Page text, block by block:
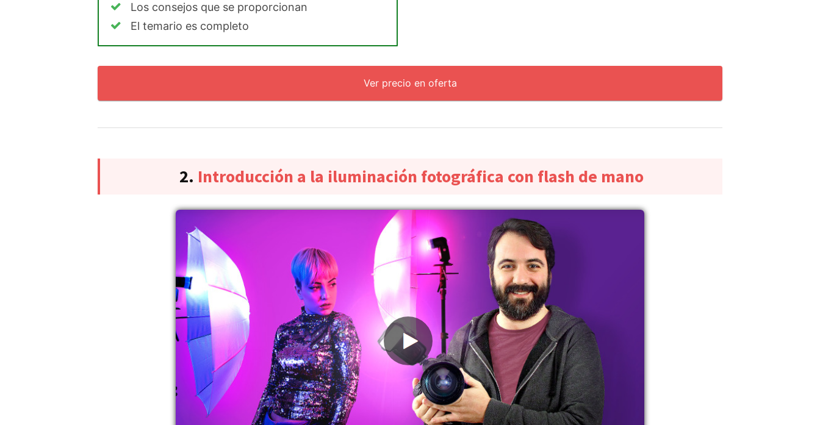
Los consejos que se proporcionan
El temario es completo
Ver precio en oferta
2. Introducción a la iluminación fotográfica con flash de mano